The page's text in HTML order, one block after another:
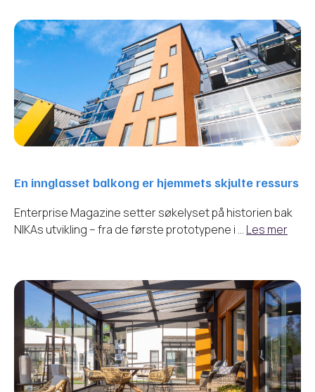
En innglasset balkong er hjemmets skjulte ressurs
Enterprise Magazine setter søkelyset på historien bak
NIKAs utvikling – fra de første prototypene i … Les mer